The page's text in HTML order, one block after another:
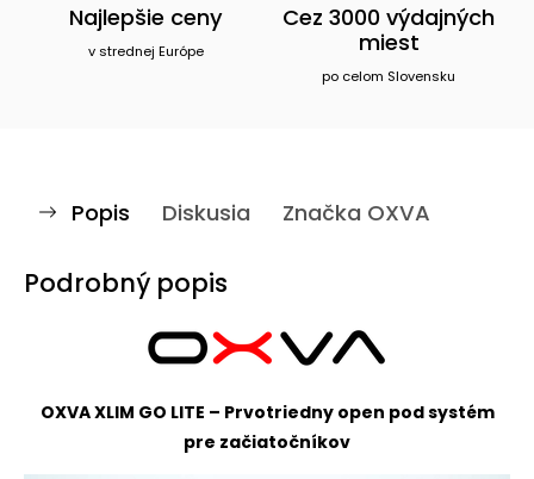
Najlepšie ceny
v strednej Európe
Cez 3000 výdajných
miest
po celom Slovensku
Popis Diskusia Značka OXVA
Podrobný popis
OXVA XLIM GO LITE – Prvotriedny open pod systém
pre začiatočníkov